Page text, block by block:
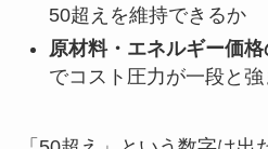
50超えを維持できるか
原材料・エネルギー価格
でコスト圧力が一段と